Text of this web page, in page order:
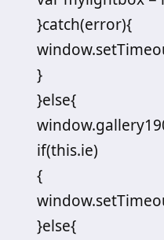
}catch(error){
}
}else{
if(this.ie)
{
}else{